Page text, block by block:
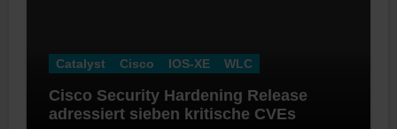
Catalyst Cisco IOS-XE WLC
Cisco Security Hardening Release
adressiert sieben kritische CVEs